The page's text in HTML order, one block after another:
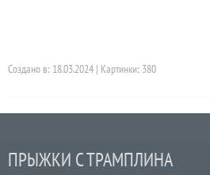
Создано в: 18.03.2024 | Картинки: 380
ПРЫЖКИ С ТРАМПЛИНА